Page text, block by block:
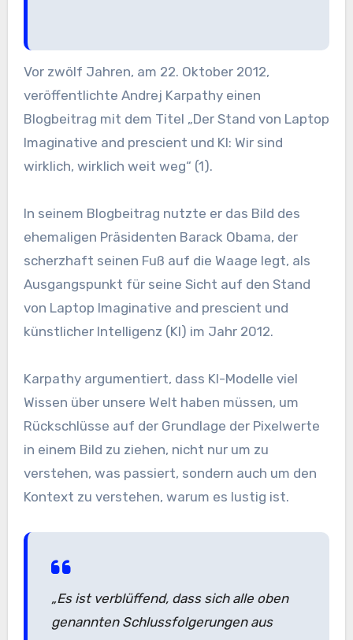
Vor zwölf Jahren, am 22. Oktober 2012,
veröffentlichte Andrej Karpathy einen
Blogbeitrag mit dem Titel „Der Stand von Laptop
Imaginative and prescient und KI: Wir sind
wirklich, wirklich weit weg“ (1).
In seinem Blogbeitrag nutzte er das Bild des
ehemaligen Präsidenten Barack Obama, der
scherzhaft seinen Fuß auf die Waage legt, als
Ausgangspunkt für seine Sicht auf den Stand
von Laptop Imaginative and prescient und
künstlicher Intelligenz (KI) im Jahr 2012.
Karpathy argumentiert, dass KI-Modelle viel
Wissen über unsere Welt haben müssen, um
Rückschlüsse auf der Grundlage der Pixelwerte
in einem Bild zu ziehen, nicht nur um zu
verstehen, was passiert, sondern auch um den
Kontext zu verstehen, warum es lustig ist.
„Es ist verblüffend, dass sich alle oben
genannten Schlussfolgerungen aus